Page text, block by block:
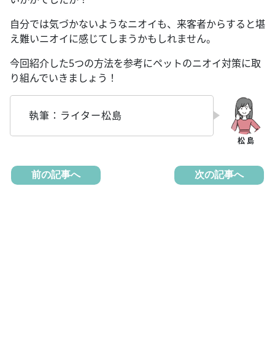
自分では気づかないようなニオイも、来客者からすると堪
え難いニオイに感じてしまうかもしれません。
今回紹介した5つの方法を参考にペットのニオイ対策に取
り組んでいきましょう！
執筆：ライター松島
前の記事へ 次の記事へ